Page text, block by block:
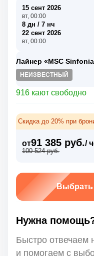
15 сент 2026
вт, 00:00
8 дн / 7 нч
22 сент 2026
вт, 00:00
Лайнер «MSC
НЕИЗВЕСТНЫЙ
916 кают свободно
Скидка до 20% при
от91 385 руб./
100 524 руб.
Выбрать
Нужна
Быстро отвечаем
и помогаем с